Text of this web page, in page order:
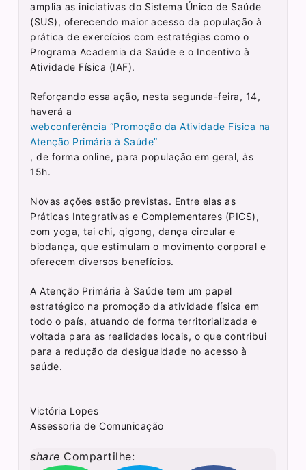
amplia as iniciativas do Sistema Único de Saúde
(SUS), oferecendo maior acesso da população à
prática de exercícios com estratégias como o
Programa Academia da Saúde e o Incentivo à
Atividade Física (IAF).
Reforçando essa ação, nesta segunda-feira, 14,
haverá a
webconferência “Promoção da Atividade Física na
Atenção Primária à Saúde”
, de forma online, para população em geral, às
15h.
Novas ações estão previstas. Entre elas as
Práticas Integrativas e Complementares (PICS),
com yoga, tai chi, qigong, dança circular e
biodança, que estimulam o movimento corporal e
oferecem diversos benefícios.
A Atenção Primária à Saúde tem um papel
estratégico na promoção da atividade física em
todo o país, atuando de forma territorializada e
voltada para as realidades locais, o que contribui
para a redução da desigualdade no acesso à
saúde.
Victória Lopes
Assessoria de Comunicação
share Compartilhe: